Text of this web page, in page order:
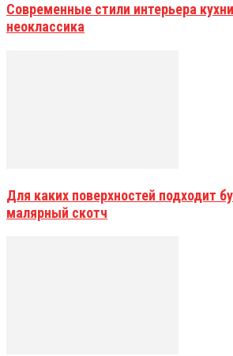
Современные стили интерьера
неоклассика
Для каких поверхностей подходит
малярный скотч